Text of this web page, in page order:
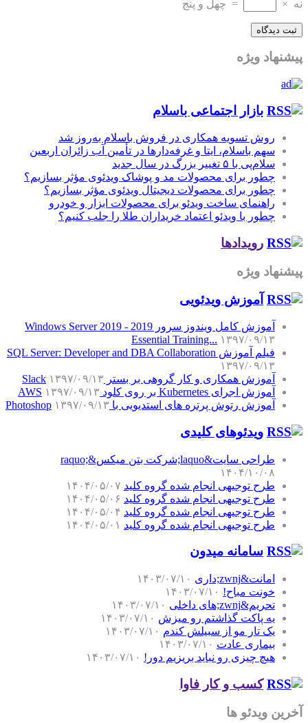
نه ×
= چهل و پنج
پیشنهاد ویژه
بازار اجتماعی باسلام
روش تسویه همکاری در فروش باسلام به‌روز شد
سهم باسلام، ایتا و غرفه‌دارها در تأمین آب زائران اربعین
سلام‌پی با ۵ تغییر بزرگ در سال جدید
چطور برای محصولات مد و پوشاک ویدئوی مؤثر بسازیم؟
چطور برای محصولات دیجیتال ویدئوی مؤثر بسازیم؟
راهنمای ساخت ویدئو برای محصولات ابزار و خودرو
چطور با ویدئو اعتماد خریداران طلا را جلب کنیم؟
رویدادها
پیشنهاد ویژه
آموزش‌ ویدئویی
آموزش کامل ویندوز سرور 2019 - Windows Server 2019
Essential Training... ۱۳۹۷/۰۹/۱۳
فیلم آموزش SQL Server: Developer and DBA Collaboration
۱۳۹۷/۰۹/۱۳
آموزش همکاری و کار گروهی بر بستر Slack ۱۳۹۷/۰۹/۱۳
آموزش اجرای Kubernetes بر روی کلود AWS
۱۳۹۷/۰۹/۱۳
آموزش رتوش پرتره های استدیویی با Photoshop ۱۳۹۷/۰۹/۱۳
ویدئوهای کلیدی
طراحی سایت&laquo;شرکت بتن میکس&raquo;
۱۴۰۴/۱۰/۰۸
طرح توجیهی انجام شده گروه کلید ۱۴۰۴/۰۵/۰۷
طرح توجیهی انجام شده گروه کلید ۱۴۰۴/۰۵/۰۶
طرح توجیهی انجام شده گروه کلید ۱۴۰۴/۰۵/۰۴
طرح توجیهی انجام شده گروه کلید ۱۴۰۴/۰۵/۰۱
سامانه میدون
امانت&zwnj;داری
۱۴۰۳/۰۷/۱۰
خونت مباح! ۱۴۰۳/۰۷/۱۰
تحریم&zwnj;های داخلی
۱۴۰۳/۰۷/۱۰
یه پاکت گذاشتم رو میزش ۱۴۰۳/۰۷/۱۰
یک تار مو از سبیلش کندم ۱۴۰۳/۰۷/۱۰
بیماری عادت ۱۴۰۳/۰۷/۱۰
هیچ چیزی رو نباید بریزیم دور! ۱۴۰۳/۰۷/۱۰
کسب و کار فاوا
آخرین ویدئو ها